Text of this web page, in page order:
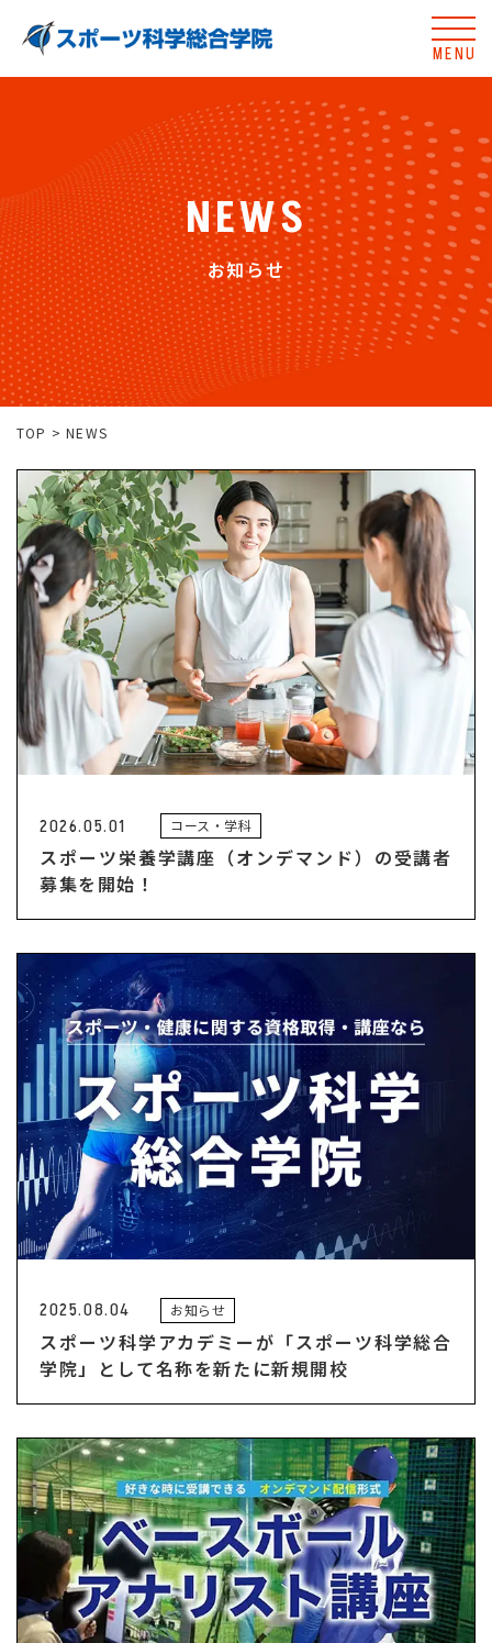
MENU
NEWS
お知らせ
TOP >NEWS
2026.05.01 コース・学科
スポーツ栄養学講座（オンデマンド）の受講者
募集を開始！
2025.08.04 お知らせ
スポーツ科学アカデミーが「スポーツ科学総合
学院」として名称を新たに新規開校